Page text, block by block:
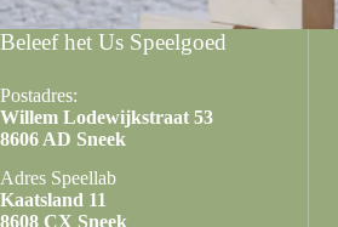
Beleef het Us Speelgoed
Postadres:
Willem Lodewijkstraat 53
8606 AD Sneek
Adres Speellab
Kaatsland 11
8608 CX Sneek